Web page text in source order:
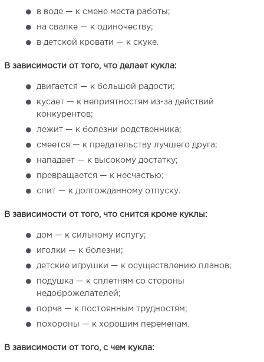
в воде — к смене места работы;
на свалке — к одиночеству;
в детской кровати — к скуке.
В зависимости от того, что делает кукла:
двигается — к большой радости;
кусает — к неприятностям из-за действий
конкурентов;
лежит — к болезни родственника;
смеется — к предательству лучшего друга;
нападает — к высокому достатку;
превращается — к несчастью;
спит — к долгожданному отпуску.
В зависимости от того, что снится кроме куклы:
дом — к сильному испугу;
иголки — к болезни;
детские игрушки — к осуществлению планов;
подушка — к сплетням со стороны
недоброжелателей;
порча — к постоянным трудностям;
похороны — к хорошим переменам.
В зависимости от того, с чем кукла: